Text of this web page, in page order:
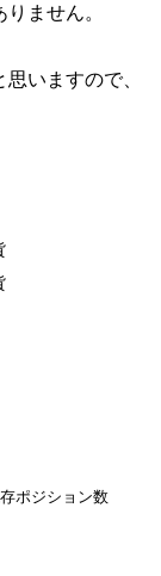
ません。
いますので、
ポジション数